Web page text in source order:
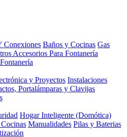
Conexiones Baños y Cocinas Gas
Accesorios Para Fontanería
y Proyectos Instalaciones
Portalámparas y Clavijas
Hogar Inteligente (Domótica)
Manualidades Pilas y Baterias